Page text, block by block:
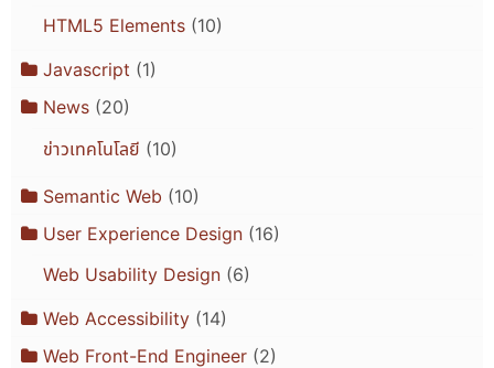
HTML5 Elements(10)
Javascript (1)
News(20)
ข่าวเทคโนโลยี (10)
Semantic Web (10)
User Experience Design(16)
Web Usability Design(6)
Web Accessibility(14)
Web Front-End Engineer(2)